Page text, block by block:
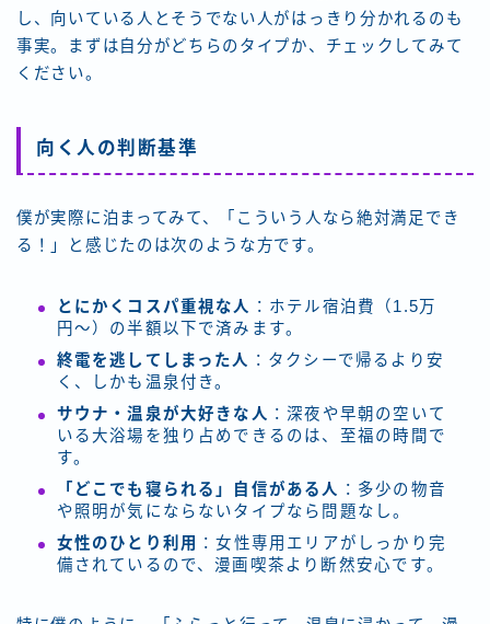
し、向いている人とそうでない人がはっきり分かれるのも
事実。まずは自分がどちらのタイプか、チェックしてみて
ください。
向く人の判断基準
僕が実際に泊まってみて、「こういう人なら絶対満足でき
る！」と感じたのは次のような方です。
とにかくコスパ重視な人 ：ホテル宿泊費（1.5万
円〜）の半額以下で済みます。
終電を逃してしまった人 ：タクシーで帰るより安
く、しかも温泉付き。
サウナ・温泉が大好きな人 ：深夜や早朝の空いて
いる大浴場を独り占めできるのは、至福の時間で
す。
「どこでも寝られる」自信がある人 ：多少の物音
や照明が気にならないタイプなら問題なし。
女性のひとり利用
：女性専用エリアがしっかり完
備されているので、漫画喫茶より断然安心です。